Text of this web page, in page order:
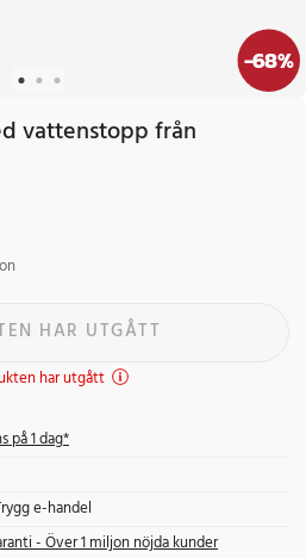
-68%
vattenstopp från
HAR UTGÅTT
har utgått
på 1 dag*
e-handel
- Över 1 miljon nöjda kunder